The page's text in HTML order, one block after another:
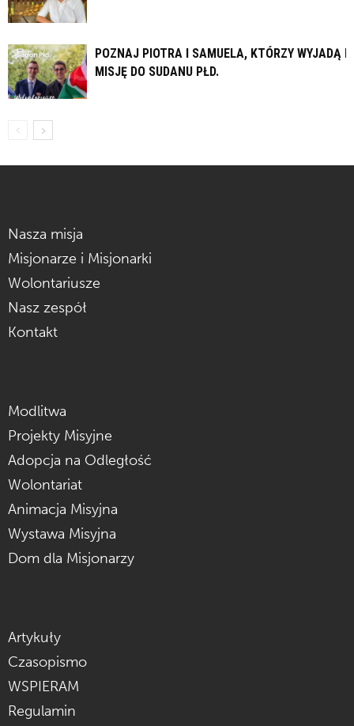
POZNAJ PIOTRA I SAMUELA, KTÓRZY WYJADĄ
MISJĘ DO SUDANU PŁD.
Nasza misja
Misjonarze i Misjonarki
Wolontariusze
Nasz zespół
Kontakt
Modlitwa
Projekty Misyjne
Adopcja na Odległość
Wolontariat
Animacja Misyjna
Wystawa Misyjna
Dom dla Misjonarzy
Artykuły
Czasopismo
WSPIERAM
Regulamin